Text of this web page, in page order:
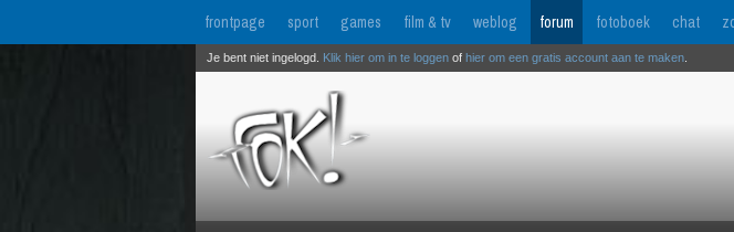
frontpage sport games film & tv weblog forum fotoboek chat
Je bent niet ingelogd. Klik hier om in te loggen of hier om een gratis account aan te maken